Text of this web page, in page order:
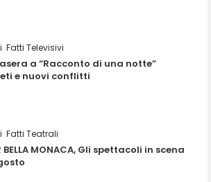
Fatti Televisivi
a “Racconto di una notte”
e nuovi conflitti
Fatti Teatrali
BELLA MONACA, Gli spettacoli in scena